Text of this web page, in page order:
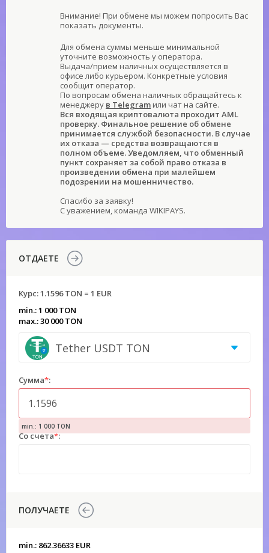
Внимание! При обмене мы можем попросить Вас
показать документы.
Для обмена суммы меньше минимальной
уточните возможность у оператора.
Выдача/прием наличных осуществляется в
офисе либо курьером. Конкретные условия
сообщит оператор.
По вопросам обмена наличных обращайтесь к
менеджеру в Telegram или чат на сайте.
Вся входящая криптовалюта проходит AML
проверку. Финальное решение об обмене
принимается службой безопасности. В случае
их отказа — средства возвращаются в
полном объеме. Уведомляем, что обменный
пункт сохраняет за собой право отказа в
произведении обмена при малейшем
подозрении на мошенничество.
Спасибо за заявку!
С уважением, команда WIKIPAYS.
ОТДАЕТЕ
Курс:1.1596 TON = 1 EUR
min.: 1 000 TON
max.: 30 000 TON
Tether USDT TON
Сумма*:
min.: 1 000 TON
Со счета*:
ПОЛУЧАЕТЕ
min.: 862.36633 EUR